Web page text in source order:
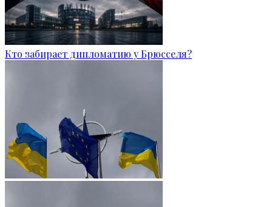
Кто забирает дипломатию у Брюсселя?